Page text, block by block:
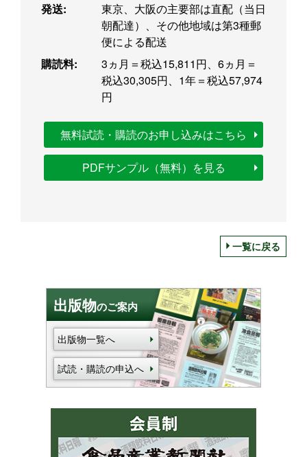
発送:
東京、大阪の主要部は直配（当日
朝配達）、その他地域は第3種郵
便による配送
購読料:
3ヵ月＝税込15,811円、6ヵ月＝
税込30,305円、1年＝税込57,974
円
無料試読・購読のお申し込みはこちら
PDFサンプル（無料）を見る
一覧に戻る
出版物のご案内
出版物一覧へ
試読・購読の申込へ